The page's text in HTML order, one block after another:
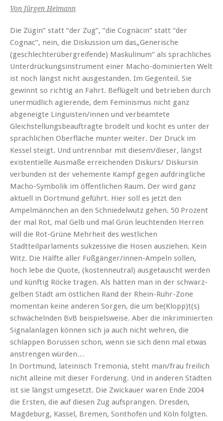
Von Jürgen Heimann
Die Zügin” statt “der Zug”, “die Cognäcin” statt “der
Cognac”, nein, die Diskussion um das„Generische
(geschlechterübergreifende) Maskulinum“ als sprachliches
Unterdrückungsinstrument einer Macho-dominierten Welt
ist noch längst nicht ausgestanden. Im Gegenteil. Sie
gewinnt so richtig an Fahrt. Beflügelt und betrieben durch
unermüdlich agierende, dem Feminismus nicht ganz
abgeneigte Linguisten/innen und verbeamtete
Gleichstellungsbeauftragte brodelt und kocht es unter der
sprachlichen Oberfläche munter weiter. Der Druck im
Kessel steigt. Und untrennbar mit diesem/dieser, längst
existentielle Ausmaße erreichenden Diskurs/ Diskursin
verbunden ist der vehemente Kampf gegen aufdringliche
Macho-Symbolik im öffentlichen Raum. Der wird ganz
aktuell in Dortmund geführt. Hier soll es jetzt den
Ampelmännchen an den Schniedelwutz gehen. 50 Prozent
der mal Rot, mal Gelb und mal Grün leuchtenden Herren
will die Rot-Grüne Mehrheit des westlichen
Stadtteilparlaments sukzessive die Hosen ausziehen. Kein
Witz. Die Hälfte aller Fußgänger/innen-Ampeln sollen,
hoch lebe die Quote, (kostenneutral) ausgetauscht werden
und künftig Röcke tragen. Als hätten man in der schwarz-
gelben Stadt am östlichen Rand der Rhein-Ruhr-Zone
momentan keine anderen Sorgen, die um be(Klopp)t(s)
schwächelnden BvB beispielsweise. Aber die inkriminierten
Signalanlagen können sich ja auch nicht wehren, die
schlappen Borussen schon, wenn sie sich denn mal etwas
anstrengen würden…
In Dortmund, lateinisch Tremonia, steht man/frau freilich
nicht alleine mit dieser Forderung. Und in anderen Städten
ist sie längst umgesetzt. Die Zwickauer waren Ende 2004
die Ersten, die auf diesen Zug aufsprangen. Dresden,
Magdeburg, Kassel, Bremen, Sonthofen und Köln folgten.